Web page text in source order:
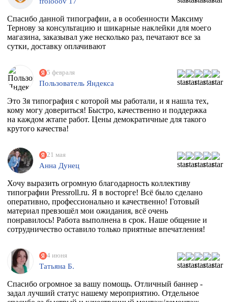
Спасибо данной типографии, а в особенности Максиму
Тернову за консультацию и шикарные наклейки для моего
магазина, заказывал уже несколько раз, печатают все за
сутки, доставку оплачивают
5 февраля
Пользователь Яндекса
Это 3я типография с которой мы работали, и я нашла тех,
кому могу довериться! Быстро, качественно и поддержка
на каждом жтапе работ. Цены демократичные для такого
крутого качества!
21 мая
Анна Дунец
Хочу выразить огромную благодарность коллективу
типографии Pressroll.ru. Я в восторге! Всё было сделано
оперативно, профессионально и качественно! Готовый
материал превзошёл мои ожидания, всё очень
понравилось! Работа выполнена в срок. Наше общение и
сотрудничество оставило только приятные впечатления!
4 июня
Татьяна Б.
Спасибо огромное за вашу помощь. Отличный баннер -
задал лучший статус нашему мероприятию. Отдельное